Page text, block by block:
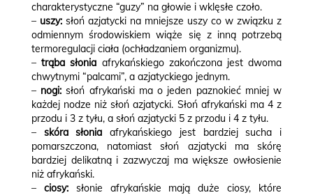
charakterystyczne “guzy” na głowie i wklęsłe czoło.
– uszy: słoń azjatycki na mniejsze uszy co w związku z
odmiennym środowiskiem wiąże się z inną potrzebą
termoregulacji ciała (ochładzaniem organizmu).
–trąba słonia afrykańskiego zakończona jest dwoma
chwytnymi “palcami”, a azjatyckiego jednym.
– nogi: słoń afrykański ma o jeden paznokieć mniej w
każdej nodze niż słoń azjatycki. Słoń afrykański ma 4 z
przodu i 3 z tyłu, a słoń azjatycki 5 z przodu i 4 z tyłu.
– skóra słonia afrykańskiego jest bardziej sucha i
pomarszczona, natomiast słoń azjatycki ma skórę
bardziej delikatną i zazwyczaj ma większe owłosienie
niż afrykański.
– ciosy:słonie afrykańskie mają duże ciosy, które